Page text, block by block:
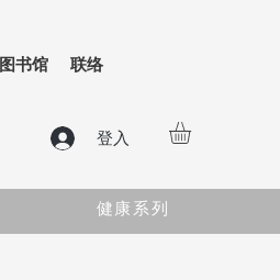
图书馆 联络
登入
健康系列